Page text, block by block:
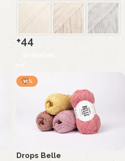
+44
Izvēlieties
-19%
Drops Belle